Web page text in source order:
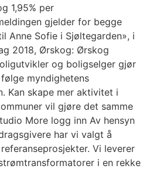
1,95% per
gjelder for begge
Anne Sofie i Sjøltegarden», i
2018, Ørskog: Ørskog
og boligselger gjør
myndighetens
Kan skape mer aktivitet i
vil gjøre det samme
More logg inn Av hensyn
har vi valgt å
referanseprosjekter. Vi leverer
i en rekke